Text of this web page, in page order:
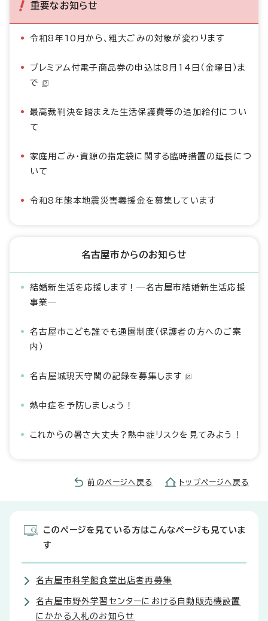
重要なお知らせ
令和8年10月から、粗大ごみの対象が変わります
プレミアム付電子商品券の申込は8月14日（金曜日）ま
で
最高裁判決を踏まえた生活保護費等の追加給付につい
て
家庭用ごみ・資源の指定袋に関する臨時措置の延長につ
いて
令和8年熊本地震災害義援金を募集しています
名古屋市からのお知らせ
結婚新生活を応援します！―名古屋市結婚新生活応援
事業―
名古屋市こども誰でも通園制度（保護者の方へのご案
内）
名古屋城現天守閣の記録を募集します
熱中症を予防しましょう！
これからの暑さ大丈夫？熱中症リスクを見てみよう！
前のページへ戻る トップページへ戻る
このページを見ている方はこんなページも見ていま
す
名古屋市科学館食堂出店者再募集
名古屋市野外学習センターにおける自動販売機設置
にかかる入札のお知らせ